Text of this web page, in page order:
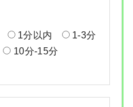
1分以内
1-3分
10分-15分